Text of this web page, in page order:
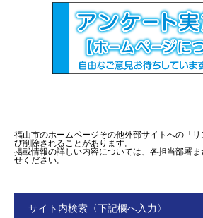
福山市のホームページその他外部サイトへの「
び削除されることがあります。
掲載情報の詳しい内容については、各担当部署
せください。
サイト内検索〈下記欄へ入力〉